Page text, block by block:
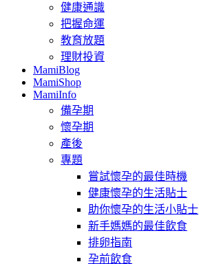
健康通識
把握命運
教育放題
理財投資
MamiBlog
MamiShop
MamiInfo
備孕期
懷孕期
產後
專題
嘗試懷孕的最佳時機
健康懷孕的生活貼士
助你懷孕的生活小貼士
新手媽媽的最佳飲食
排卵指南
孕前飲食